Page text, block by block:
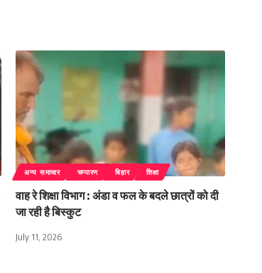
अन्य समाचार चम्पारण बिहार शिक्षा
वाह रे शिक्षा विभाग : अंडा व फल के बदले छात्रों को दी
जा रही है बिस्कुट
July 11, 2026